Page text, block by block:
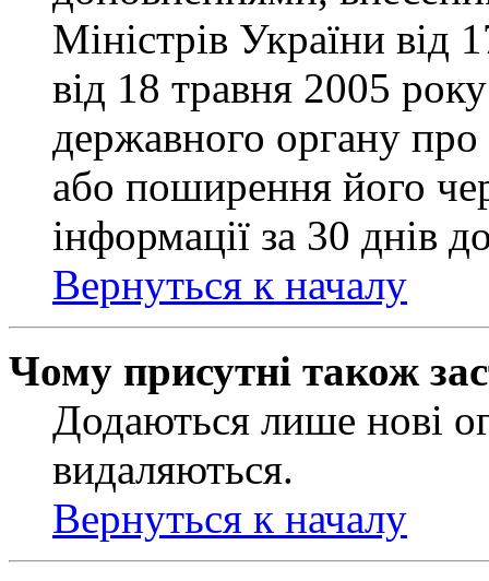
Міністрів України від
від 18 травня 2005
державного органу
або поширення його
інформації за 30 днів
Вернуться к началу
Чому присутні також
Додаються лише нові
видаляються.
Вернуться к началу